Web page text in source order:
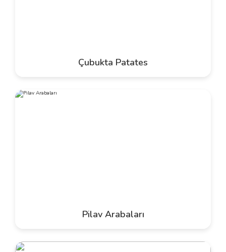
Çubukta Patates
Pilav Arabaları